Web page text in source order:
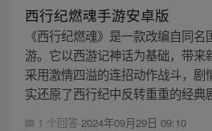
西行纪燃魂手游安卓版
《西行纪燃魂》是一款改编自同
游。它以西游记神话为基础，带来
采用激情四溢的连招动作战斗，剧
实还原了西行纪中反转重重的经典
1 个回答 2024年09月29日 09:10